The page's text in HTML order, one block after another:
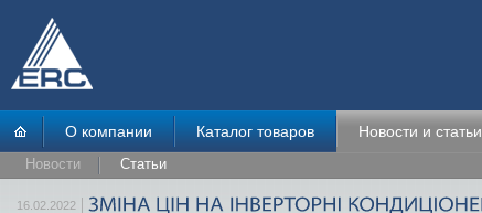
О компании Каталог товаров Новости и статьи
Новости Статьи
16.02.2022